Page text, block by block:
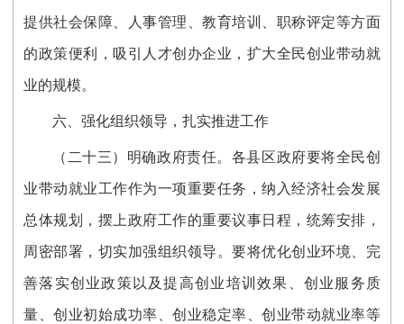
提供社会保障、人事管理、教育培训、职称评定等方面
的政策便利，吸引人才创办企业，扩大全民创业带动就
业的规模。
六、强化组织领导，扎实推进工作
（二十三）明确政府责任。各县区政府要将全民创
业带动就业工作作为一项重要任务，纳入经济社会发展
总体规划，摆上政府工作的重要议事日程，统筹安排，
周密部署，切实加强组织领导。要将优化创业环境、完
善落实创业政策以及提高创业培训效果、创业服务质
量、创业初始成功率、创业稳定率、创业带动就业率等